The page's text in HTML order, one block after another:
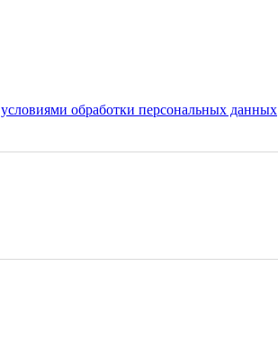
условиями обработки персональных данных